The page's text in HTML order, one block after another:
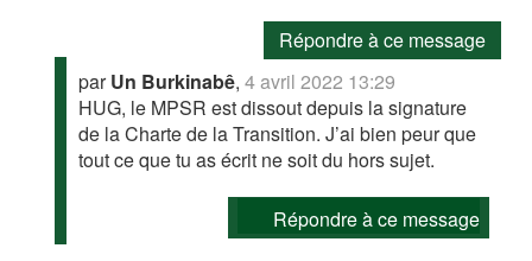
Répondre à ce message
parUn Burkinabê,4 avril 2022 13:29
HUG, le MPSR est dissout depuis la signature
de la Charte de la Transition. J’ai bien peur que
tout ce que tu as écrit ne soit du hors sujet.
Répondre à ce message